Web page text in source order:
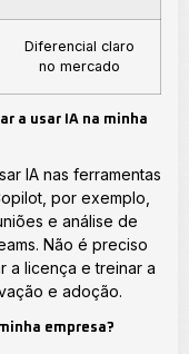
Diferencial claro
no mercado
a usar IA na minha
IA nas ferramentas
por exemplo,
e análise de
Não é preciso
a licença e treinar a
e adoção.
empresa?